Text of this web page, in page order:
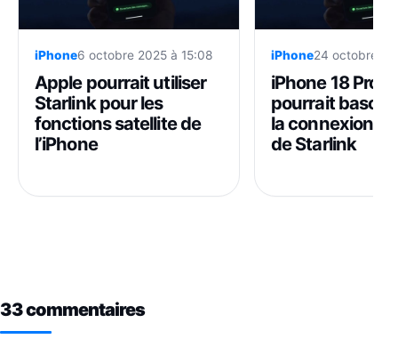
iPhone6 octobre 2025 à 15:08
Apple pourrait utiliser
Starlink pour les
fonctions satellite de
l’iPhone
iPhone24 octobre
iPhone 18 Pro :
pourrait
la connexion
de Starlink
33 commentaires